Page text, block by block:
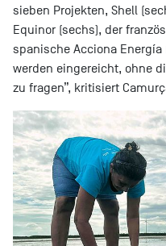
sieben Projekten, Shell
Equinor (sechs), der
spanische Acciona Energía
werden eingereicht, ohne
zu fragen”, kritisiert